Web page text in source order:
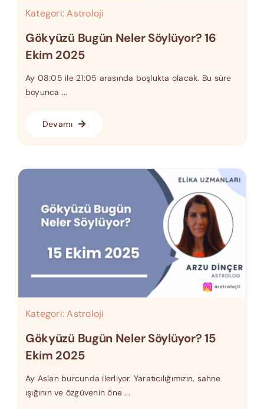
Kategori:Astroloji
Gökyüzü Bugün Neler Söylüyor? 16
Ekim 2025
Ay 08:05 ile 21:05 arasında boşlukta olacak. Bu süre
boyunca ...
Devamı
Kategori:Astroloji
Gökyüzü Bugün Neler Söylüyor? 15
Ekim 2025
Ay Aslan burcunda ilerliyor. Yaratıcılığımızın, sahne
ışığının ve özgüvenin öne ...